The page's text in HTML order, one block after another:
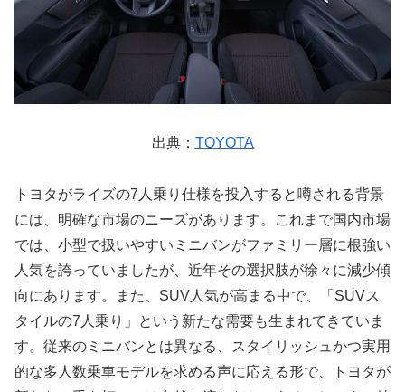
出典： TOYOTA
トヨタがライズの7人乗り仕様を投入すると噂される背景
には、明確な市場のニーズがあります。これまで国内市場
では、小型で扱いやすいミニバンがファミリー層に根強い
人気を誇っていましたが、近年その選択肢が徐々に減少傾
向にあります。また、SUV人気が高まる中で、「SUVス
タイルの7人乗り」という新たな需要も生まれてきていま
す。従来のミニバンとは異なる、スタイリッシュかつ実用
的な多人数乗車モデルを求める声に応える形で、トヨタが